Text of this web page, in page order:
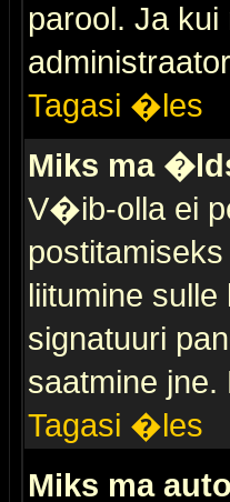
parool. Ja
Tagasi �les
Miks ma
V�ib-olla ei
liitumine
signatuuri
saatmine
Tagasi �les
Miks ma